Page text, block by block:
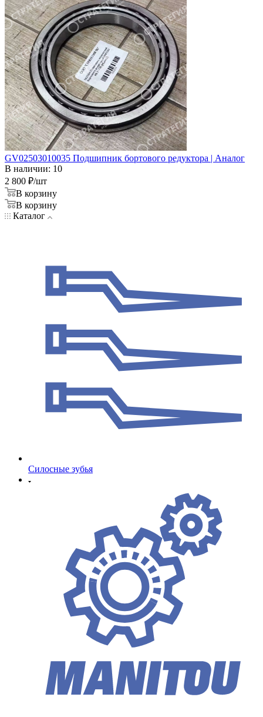
GV02503010035 Подшипник бортового редуктора | Аналог
В наличии: 10
2 800 ₽/шт
В корзину
В корзину
Каталог
Cилосные зубья